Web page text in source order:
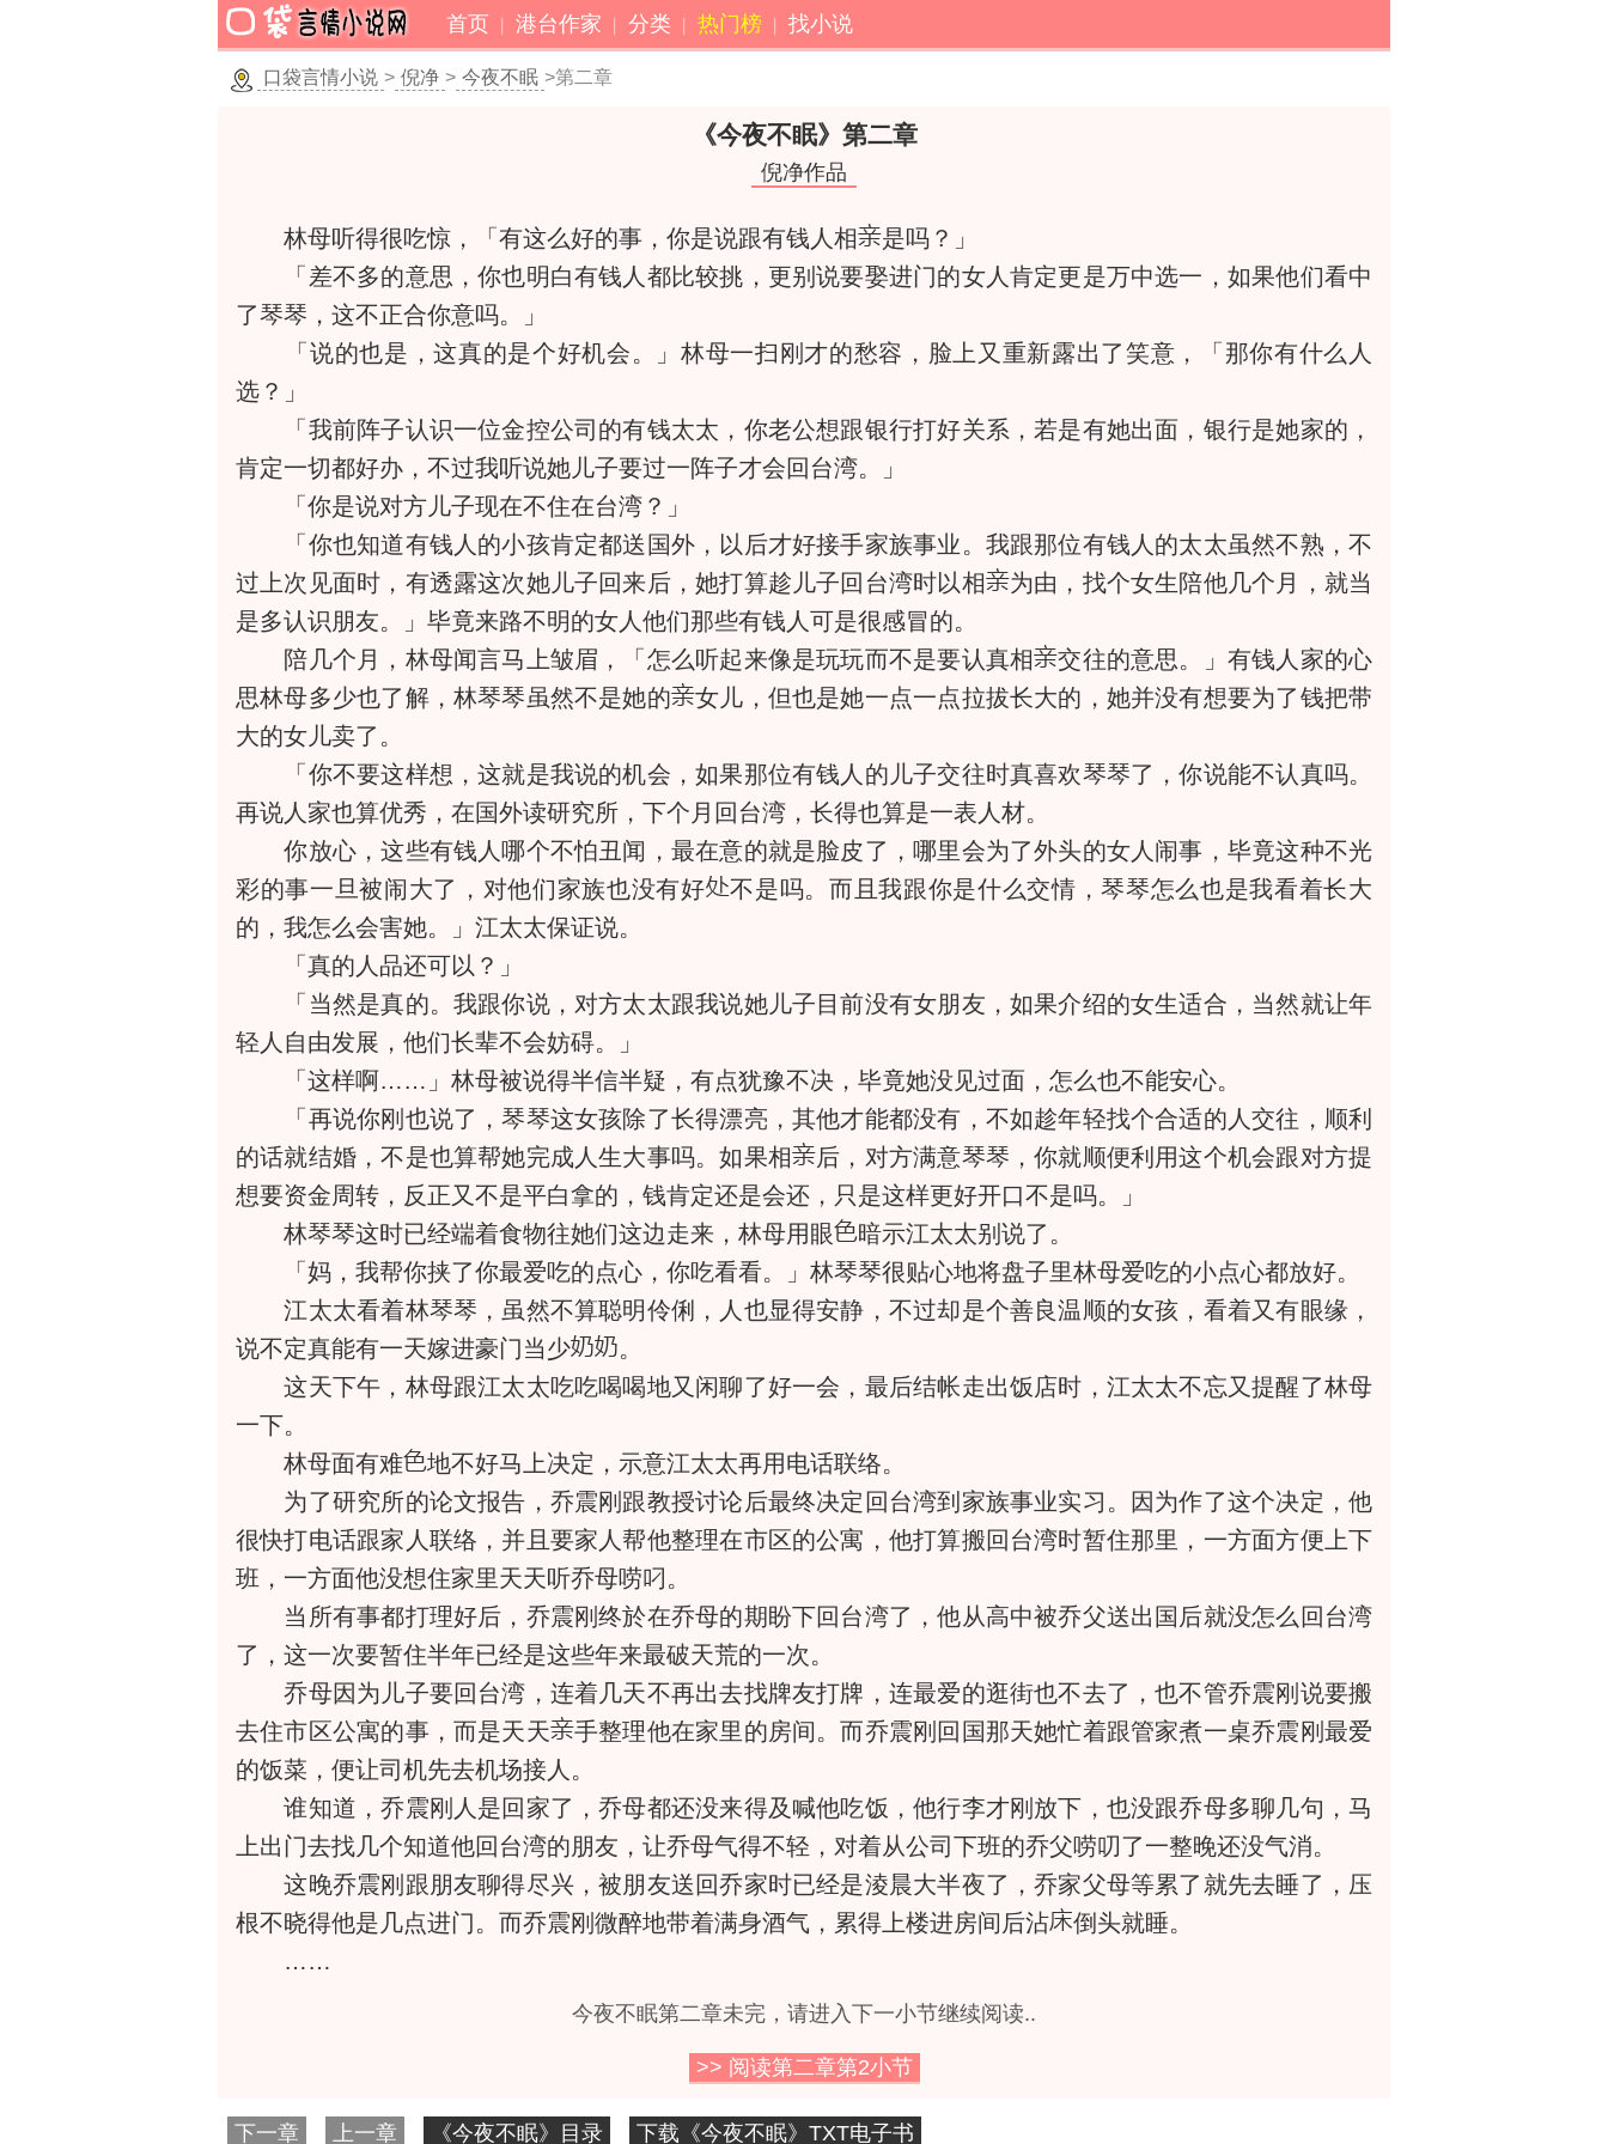
首页 港台作家 分类 热门榜 找小说
口袋言情小说 > 倪净 > 今夜不眠 >第二章
《今夜不眠》 第二章
倪净作品
林母听得很吃惊，「有这么好的事，你是说跟有钱人相
是吗？」
「差不多的意思，你也明白有钱人都比较挑，更别说要娶进门的女人肯定更是万中选一，如果他们看中
了琴琴，这不正合你意吗。」
「说的也是，这真的是个好机会。」林母一扫刚才的愁容，脸上又重新露出了笑意，「那你有什么人
选？」
「我前阵子认识一位金控公司的有钱太太，你老公想跟银行打好关系，若是有她出面，银行是她家的，
肯定一切都好办，不过我听说她儿子要过一阵子才会回台湾。」
「你是说对方儿子现在不住在台湾？」
「你也知道有钱人的小孩肯定都送国外，以后才好接手家族事业。我跟那位有钱人的太太虽然不熟，不
过上次见面时，有透露这次她儿子回来后，她打算趁儿子回台湾时以相
为由，找个女生陪他几个月，就当
是多认识朋友。」毕竟来路不明的女人他们那些有钱人可是很感冒的。
陪几个月，林母闻言马上皱眉，「怎么听起来像是玩玩而不是要认真相
交往的意思。」有钱人家的心
思林母多少也了解，林琴琴虽然不是她的
女儿，但也是她一点一点拉拔长大的，她并没有想要为了钱把带
大的女儿卖了。
「你不要这样想，这就是我说的机会，如果那位有钱人的儿子交往时真喜欢琴琴了，你说能不认真吗。
再说人家也算优秀，在国外读研究所，下个月回台湾，长得也算是一表人材。
你放心，这些有钱人哪个不怕丑闻，最在意的就是脸皮了，哪里会为了外头的女人闹事，毕竟这种不光
彩的事一旦被闹大了，对他们家族也没有好
不是吗。而且我跟你是什么交情，琴琴怎么也是我看着长大
的，我怎么会害她。」江太太保证说。
「真的人品还可以？」
「当然是真的。我跟你说，对方太太跟我说她儿子目前没有女朋友，如果介绍的女生适合，当然就让年
轻人自由发展，他们长辈不会妨碍。」
「这样啊……」林母被说得半信半疑，有点犹豫不决，毕竟她没见过面，怎么也不能安心。
「再说你刚也说了，琴琴这女孩除了长得漂亮，其他才能都没有，不如趁年轻找个合适的人交往，顺利
的话就结婚，不是也算帮她完成人生大事吗。如果相
后，对方满意琴琴，你就顺便利用这个机会跟对方提
想要资金周转，反正又不是平白拿的，钱肯定还是会还，只是这样更好开口不是吗。」
林琴琴这时已经端着食物往她们这边走来，林母用眼
暗示江太太别说了。
「妈，我帮你挟了你最爱吃的点心，你吃看看。」林琴琴很贴心地将盘子里林母爱吃的小点心都放好。
江太太看着林琴琴，虽然不算聪明伶俐，人也显得安静，不过却是个善良温顺的女孩，看着又有眼缘，
说不定真能有一天嫁进豪门当少
。
这天下午，林母跟江太太吃吃喝喝地又闲聊了好一会，最后结帐走出饭店时，江太太不忘又提醒了林母
一下。
林母面有难
地不好马上决定，示意江太太再用电话联络。
为了研究所的论文报告，乔震刚跟教授讨论后最终决定回台湾到家族事业实习。因为作了这个决定，他
很快打电话跟家人联络，并且要家人帮他整理在市区的公寓，他打算搬回台湾时暂住那里，一方面方便上下
班，一方面他没想住家里天天听乔母唠叼。
当所有事都打理好后，乔震刚终於在乔母的期盼下回台湾了，他从高中被乔父送出国后就没怎么回台湾
了，这一次要暂住半年已经是这些年来最破天荒的一次。
乔母因为儿子要回台湾，连着几天不再出去找牌友打牌，连最爱的逛街也不去了，也不管乔震刚说要搬
去住市区公寓的事，而是天天
手整理他在家里的房间。而乔震刚回国那天她忙着跟管家煮一桌乔震刚最爱
的饭菜，便让司机先去机场接人。
谁知道，乔震刚人是回家了，乔母都还没来得及喊他吃饭，他行李才刚放下，也没跟乔母多聊几句，马
上出门去找几个知道他回台湾的朋友，让乔母气得不轻，对着从公司下班的乔父唠叨了一整晚还没气消。
这晚乔震刚跟朋友聊得尽兴，被朋友送回乔家时已经是淩晨大半夜了，乔家父母等累了就先去睡了，压
根不晓得他是几点进门。而乔震刚微醉地带着满身酒气，累得上楼进房间后沾
倒头就睡。
……
今夜不眠第二章未完，请进入下一小节继续阅读..
>> 阅读第二章第2小节
下一章 上一章 《今夜不眠》目录 下载《今夜不眠》TXT电子书